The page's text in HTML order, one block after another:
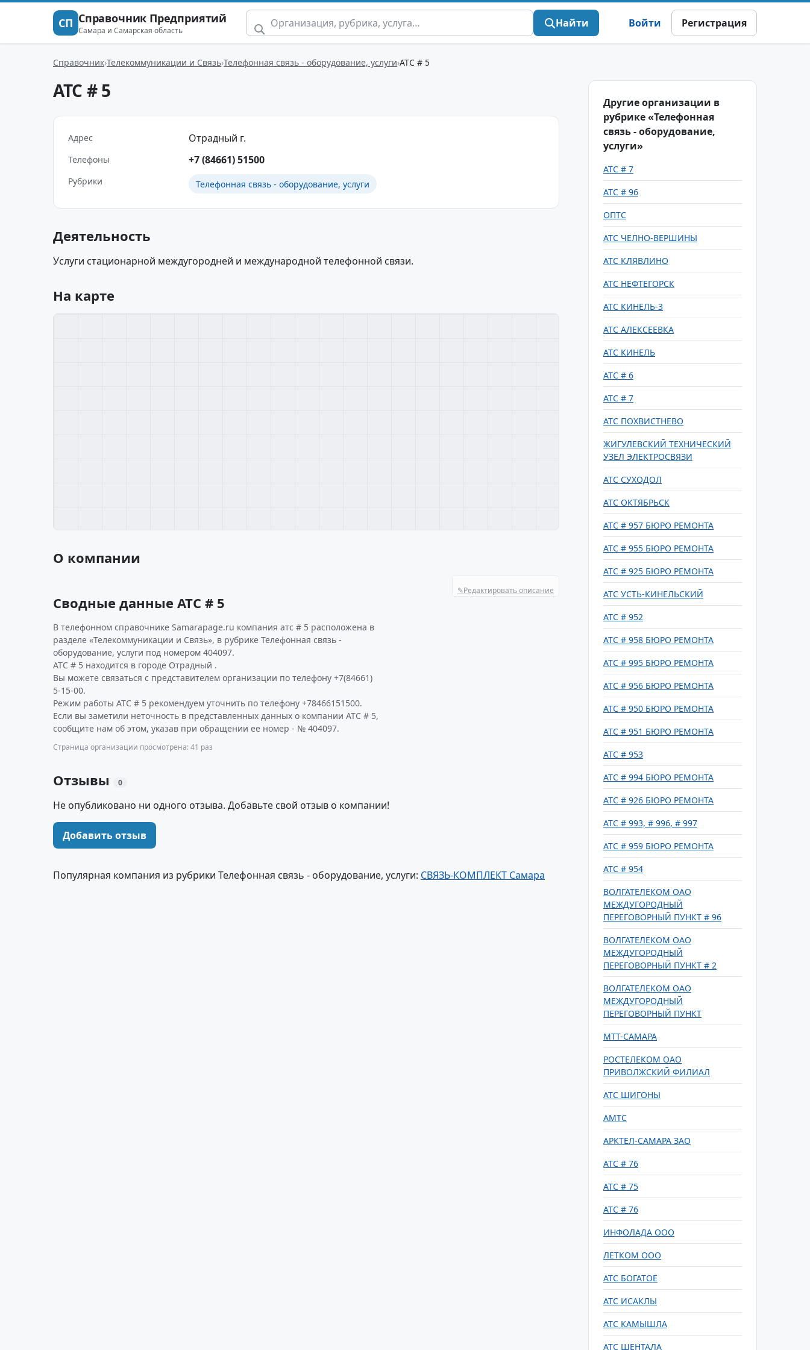
СП Справочник Предприятий
Самара и Самарская область
Найти Войти Регистрация
Справочник Телекоммуникации и Связь Телефонная связь - оборудование, услуги АТС # 5
АТС # 5
Адрес Отрадный г.
Телефоны +7 (84661) 51500
Рубрики Телефонная связь - оборудование, услуги
Деятельность
Услуги стационарной междугородней и международной телефонной связи.
На карте
О компании
✎Редактировать описание
Сводные данные АТС # 5
В телефонном справочнике Samarapage.ru компания атс # 5 расположена в
разделе «Телекоммуникации и Связь», в рубрике Телефонная связь -
оборудование, услуги под номером 404097.
АТС # 5 находится в городе Отрадный .
Вы можете связаться с представителем организации по телефону +7(84661)
5-15-00.
Режим работы АТС # 5 рекомендуем уточнить по телефону +78466151500.
Если вы заметили неточность в представленных данных о компании АТС # 5,
сообщите нам об этом, указав при обращении ее номер - № 404097.
Страница организации просмотрена: 41 раз
Отзывы 0
Не опубликовано ни одного отзыва. Добавьте свой отзыв о компании!
Добавить отзыв
Популярная компания из рубрики Телефонная связь - оборудование, услуги: СВЯЗЬ-КОМПЛЕКТ Самара
Другие организации в
рубрике «Телефонная
связь - оборудование,
услуги»
АТС # 7
АТС # 96
ОПТС
АТС ЧЕЛНО-ВЕРШИНЫ
АТС КЛЯВЛИНО
АТС НЕФТЕГОРСК
АТС КИНЕЛЬ-3
АТС АЛЕКСЕЕВКА
АТС КИНЕЛЬ
АТС # 6
АТС # 7
АТС ПОХВИСТНЕВО
ЖИГУЛЕВСКИЙ ТЕХНИЧЕСКИЙ
УЗЕЛ ЭЛЕКТРОСВЯЗИ
АТС СУХОДОЛ
АТС ОКТЯБРЬСК
АТС # 957 БЮРО РЕМОНТА
АТС # 955 БЮРО РЕМОНТА
АТС # 925 БЮРО РЕМОНТА
АТС УСТЬ-КИНЕЛЬСКИЙ
АТС # 952
АТС # 958 БЮРО РЕМОНТА
АТС # 995 БЮРО РЕМОНТА
АТС # 956 БЮРО РЕМОНТА
АТС # 950 БЮРО РЕМОНТА
АТС # 951 БЮРО РЕМОНТА
АТС # 953
АТС # 994 БЮРО РЕМОНТА
АТС # 926 БЮРО РЕМОНТА
АТС # 993, # 996, # 997
АТС # 959 БЮРО РЕМОНТА
АТС # 954
ВОЛГАТЕЛЕКОМ ОАО
МЕЖДУГОРОДНЫЙ
ПЕРЕГОВОРНЫЙ ПУНКТ # 96
ВОЛГАТЕЛЕКОМ ОАО
МЕЖДУГОРОДНЫЙ
ПЕРЕГОВОРНЫЙ ПУНКТ # 2
ВОЛГАТЕЛЕКОМ ОАО
МЕЖДУГОРОДНЫЙ
ПЕРЕГОВОРНЫЙ ПУНКТ
МТТ-САМАРА
РОСТЕЛЕКОМ ОАО
ПРИВОЛЖСКИЙ ФИЛИАЛ
АТС ШИГОНЫ
АМТС
АРКТЕЛ-САМАРА ЗАО
АТС # 76
АТС # 75
АТС # 76
ИНФОЛАДА ООО
ЛЕТКОМ ООО
АТС БОГАТОЕ
АТС ИСАКЛЫ
АТС КАМЫШЛА
АТС ШЕНТАЛА